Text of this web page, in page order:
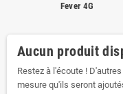
Fever 4G
Aucun produit
Restez à l'écoute !
mesure qu'ils seront